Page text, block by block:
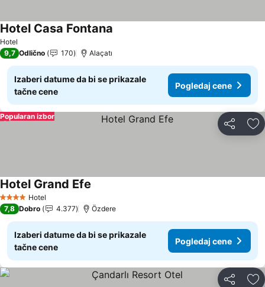
Hotel
Hotel Casa Fontana
9,7 Odlično 170 Alaçatı
Izaberi datume da bi se prikazale
tačne cene
Pogledaj cene
Deli
Popularan izbor
4 ZvezdiceHotel
Hotel Grand Efe
7,8 Dobro 4.377 Özdere
Izaberi datume da bi se prikazale
tačne cene
Pogledaj cene
Deli